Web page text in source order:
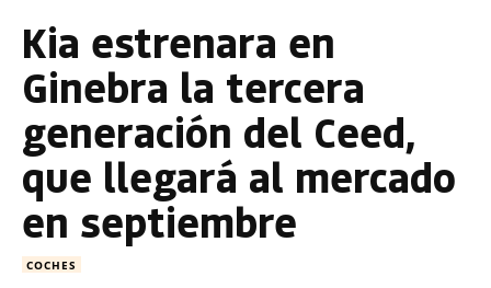
Kia estrenara en
Ginebra la tercera
generación del Ceed,
que llegará al mercado
en septiembre
COCHES